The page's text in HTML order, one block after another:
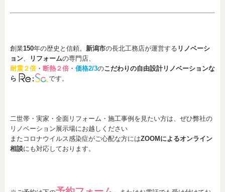
創業150年の歴史と信頼。 新潟市の長北工務店が運営する リノベーシ
ョン
リフォームの専門店、
耐震２倍 ・ 断熱２倍 ・ 価格2/3のこだわりの自由設計リノベーションな
ら
です。
二世帯・実家・全面リフォーム・施工事例を見たい方は、ぜひ弊社の
リノベーション展示場にお越しください
またコロナウイルス感染症がご心配な方にはZOOMによるオンライン
相談にも対応しております。